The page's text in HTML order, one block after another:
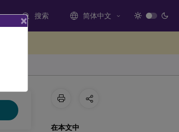
搜索 简体中文
在本文中
×